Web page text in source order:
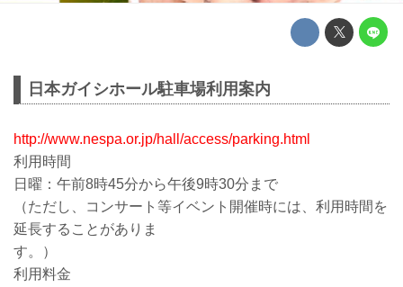
日本ガイシホール駐車場利用案内
http://www.nespa.or.jp/hall/access/parking.html
利用時間
日曜：午前8時45分から午後9時30分まで
（ただし、コンサート等イベント開催時には、利用時間を
延長することがありま
す。）
利用料金